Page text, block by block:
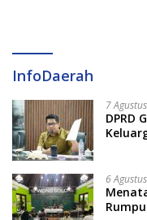
InfoDaerah
7
DPRD
6